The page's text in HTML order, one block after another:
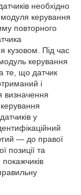
необхідно
модуля керування
повторного
кузовом. Під час
керування
те, що датчик
і
визначення
у
— до правої
позиції та